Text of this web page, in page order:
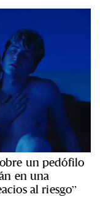
un pedófilo
en una
al riesgo”